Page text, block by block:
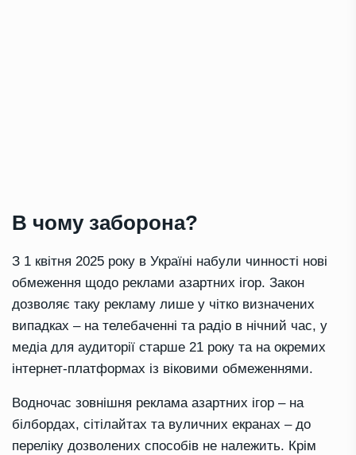
В чому заборона?
З 1 квітня 2025 року в Україні набули чинності нові
обмеження щодо реклами азартних ігор. Закон
дозволяє таку рекламу лише у чітко визначених
випадках – на телебаченні та радіо в нічний час, у
медіа для аудиторії старше 21 року та на окремих
інтернет-платформах із віковими обмеженнями.
Водночас зовнішня реклама азартних ігор – на
білбордах, сітілайтах та вуличних екранах – до
переліку дозволених способів не належить. Крім